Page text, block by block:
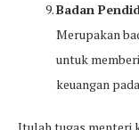
Badan
Merupakan
untuk
keuangan